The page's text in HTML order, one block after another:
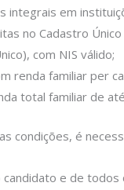
integrais em
no Cadastro
com NIS válido;
renda familiar per
total familiar de
condições, é
e de todos